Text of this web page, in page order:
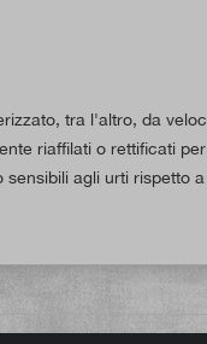
tra l'altro, da
riaffilati o rettificati
agli urti rispetto